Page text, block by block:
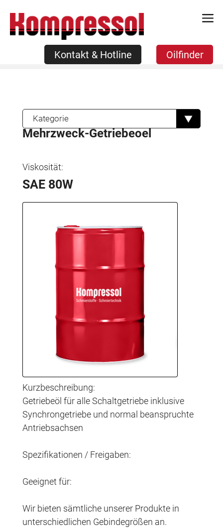
Inhalt
springen
Oilfinder
Kontakt & Hotline Oilfinder
Kategorie
Mehrzweck-Getriebeoel
Viskosität:
SAE 80W
Kurzbeschreibung:
Getriebeöl für alle Schaltgetriebe inklusive
Synchrongetriebe und normal beanspruchte
Antriebsachsen
Spezifikationen / Freigaben:
Geeignet für:
Wir bieten sämtliche unserer Produkte in
unterschiedlichen Gebindegrößen an.